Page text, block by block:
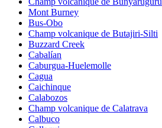
Mont Burney
Bus-Obo
Champ volcanique de Butajiri-Silti
Buzzard Creek
Cabalían
Caburgua-Huelemolle
Cagua
Caichinque
Calabozos
Champ volcanique de Calatrava
Calbuco